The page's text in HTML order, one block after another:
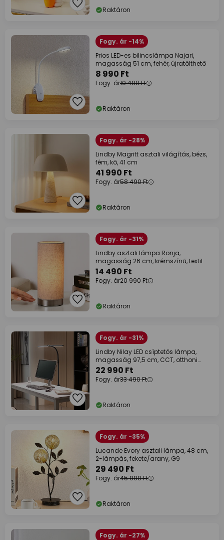
Raktáron
Fogy. ár -14%
Prios LED-es bilincslámpa Najari,
magasság 51 cm, fehér, újratölthető
8 990 Ft
Fogy. ár10 490 Ft
Raktáron
Fogy. ár -28%
Lindby Magritt asztali világítás, bézs,
fém, kő, 41 cm
41 990 Ft
Fogy. ár58 490 Ft
Raktáron
Fogy. ár -31%
Lindby asztali lámpa Ronja,
magasság 26 cm, krémszínű, textil
14 490 Ft
Fogy. ár20 990 Ft
Raktáron
Fogy. ár -31%
Lindby Nilay LED csíptetős lámpa,
magasság 97,5 cm, CCT, otthoni
irodához
22 990 Ft
Fogy. ár33 490 Ft
Raktáron
Fogy. ár -35%
Lucande Evory asztali lámpa, 48 cm,
2-lámpás, fekete/arany, G9
29 490 Ft
Fogy. ár45 990 Ft
Raktáron
Fogy. ár -27%